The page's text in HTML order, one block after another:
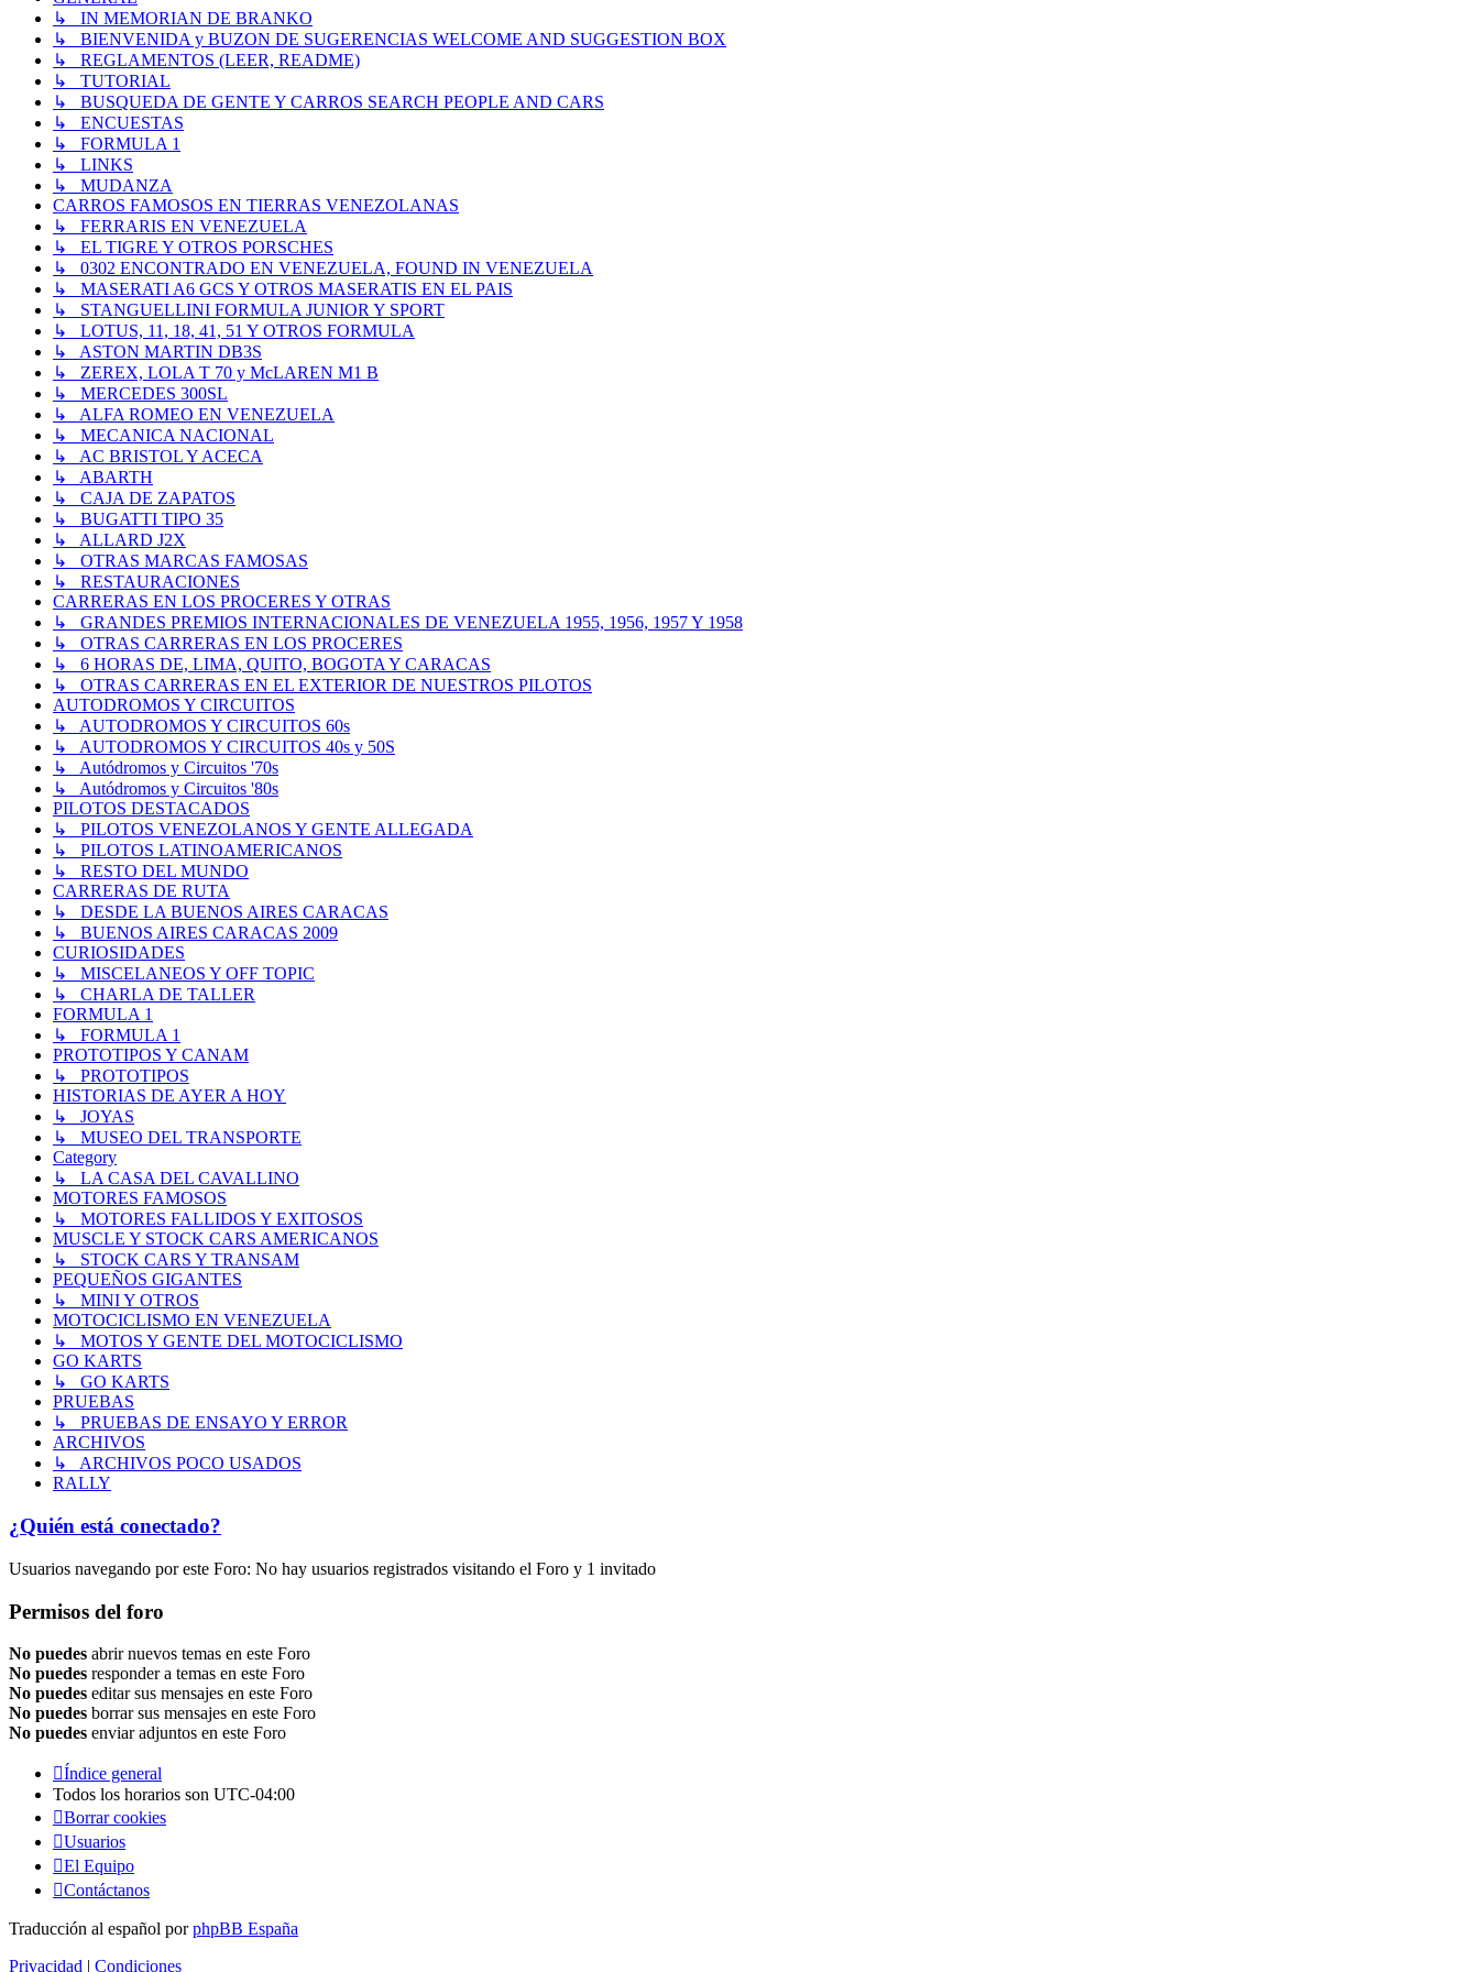
↳ IN MEMORIAN DE BRANKO
↳ BIENVENIDA y BUZON DE SUGERENCIAS WELCOME AND SUGGESTION BOX
↳ REGLAMENTOS (LEER, README)
↳ TUTORIAL
↳ BUSQUEDA DE GENTE Y CARROS SEARCH PEOPLE AND CARS
↳ ENCUESTAS
↳ FORMULA 1
↳ LINKS
↳ MUDANZA
CARROS FAMOSOS EN TIERRAS VENEZOLANAS
↳ FERRARIS EN VENEZUELA
↳ EL TIGRE Y OTROS PORSCHES
↳ 0302 ENCONTRADO EN VENEZUELA, FOUND IN VENEZUELA
↳ MASERATI A6 GCS Y OTROS MASERATIS EN EL PAIS
↳ STANGUELLINI FORMULA JUNIOR Y SPORT
↳ LOTUS, 11, 18, 41, 51 Y OTROS FORMULA
↳ ASTON MARTIN DB3S
↳ ZEREX, LOLA T 70 y McLAREN M1 B
↳ MERCEDES 300SL
↳ ALFA ROMEO EN VENEZUELA
↳ MECANICA NACIONAL
↳ AC BRISTOL Y ACECA
↳ ABARTH
↳ CAJA DE ZAPATOS
↳ BUGATTI TIPO 35
↳ ALLARD J2X
↳ OTRAS MARCAS FAMOSAS
↳ RESTAURACIONES
CARRERAS EN LOS PROCERES Y OTRAS
↳ GRANDES PREMIOS INTERNACIONALES DE VENEZUELA 1955, 1956, 1957 Y 1958
↳ OTRAS CARRERAS EN LOS PROCERES
↳ 6 HORAS DE, LIMA, QUITO, BOGOTA Y CARACAS
↳ OTRAS CARRERAS EN EL EXTERIOR DE NUESTROS PILOTOS
AUTODROMOS Y CIRCUITOS
↳ AUTODROMOS Y CIRCUITOS 60s
↳ AUTODROMOS Y CIRCUITOS 40s y 50S
↳ Autódromos y Circuitos '70s
↳ Autódromos y Circuitos '80s
PILOTOS DESTACADOS
↳ PILOTOS VENEZOLANOS Y GENTE ALLEGADA
↳ PILOTOS LATINOAMERICANOS
↳ RESTO DEL MUNDO
CARRERAS DE RUTA
↳ DESDE LA BUENOS AIRES CARACAS
↳ BUENOS AIRES CARACAS 2009
CURIOSIDADES
↳ MISCELANEOS Y OFF TOPIC
↳ CHARLA DE TALLER
FORMULA 1
↳ FORMULA 1
PROTOTIPOS Y CANAM
↳ PROTOTIPOS
HISTORIAS DE AYER A HOY
↳ JOYAS
↳ MUSEO DEL TRANSPORTE
Category
↳ LA CASA DEL CAVALLINO
MOTORES FAMOSOS
↳ MOTORES FALLIDOS Y EXITOSOS
MUSCLE Y STOCK CARS AMERICANOS
↳ STOCK CARS Y TRANSAM
PEQUEÑOS GIGANTES
↳ MINI Y OTROS
MOTOCICLISMO EN VENEZUELA
↳ MOTOS Y GENTE DEL MOTOCICLISMO
GO KARTS
↳ GO KARTS
PRUEBAS
↳ PRUEBAS DE ENSAYO Y ERROR
ARCHIVOS
↳ ARCHIVOS POCO USADOS
RALLY
¿Quién está conectado?
Usuarios navegando por este Foro: No hay usuarios registrados visitando el Foro y 1 invitado
Permisos del foro
No puedes abrir nuevos temas en este Foro
No puedes responder a temas en este Foro
No puedes editar sus mensajes en este Foro
No puedes borrar sus mensajes en este Foro
No puedes enviar adjuntos en este Foro
Índice general
Todos los horarios son UTC-04:00
Borrar cookies
Usuarios
El Equipo
Contáctanos
Traducción al español porphpBB España
Privacidad | Condiciones